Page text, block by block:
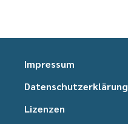
Impressum
Datenschutzerklärung
Lizenzen